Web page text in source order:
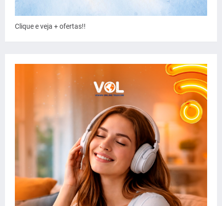
Clique e veja + ofertas!!